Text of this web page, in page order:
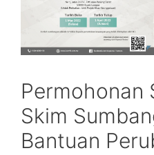
Permohonan
Skim
Bantuan